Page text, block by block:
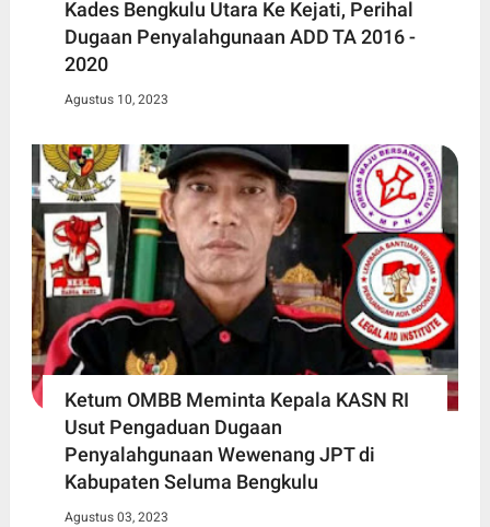
Kades Bengkulu Utara Ke Kejati, Perihal
Dugaan Penyalahgunaan ADD TA 2016 -
2020
Agustus 10, 2023
Ketum OMBB Meminta Kepala KASN RI
Usut Pengaduan Dugaan
Penyalahgunaan Wewenang JPT di
Kabupaten Seluma Bengkulu
Agustus 03, 2023